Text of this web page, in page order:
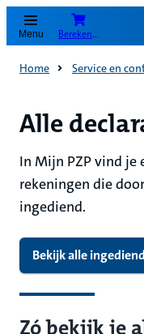
Menu Bereken je premie
Home Service en
Alle
In Mijn PZP vind je
rekeningen die
ingediend.
Bekijk alle
Zó bekijk je